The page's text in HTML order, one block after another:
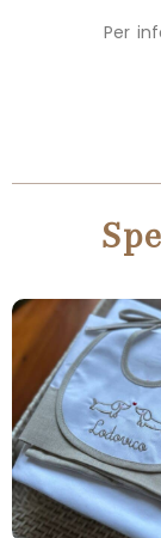
Per